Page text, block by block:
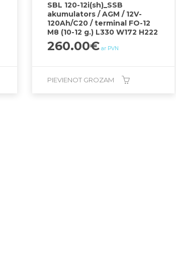
SBL 120-12i(sh)_SSB
akumulators / AGM / 12V-
120Ah/C20 / terminal FO-12
M8 (10-12 g.) L330 W172 H222
260.00€ ar PVN
PIEVIENOT GROZAM